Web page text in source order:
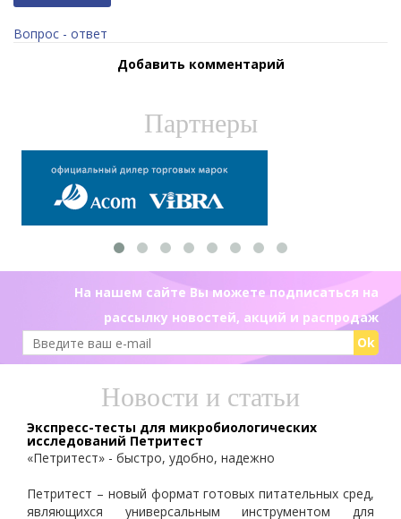
Вопрос - ответ
Добавить комментарий
Партнеры
На нашем сайте Вы можете подписаться на
рассылку новостей, акций и распродаж
Ok
Новости и статьи
Экспресс-тесты для микробиологических
исследований Петритест
«Петритест» - быстро, удобно, надежно
Петритест – новый формат готовых питательных сред,
являющихся универсальным инструментом для